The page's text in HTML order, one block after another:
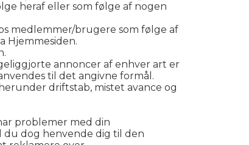
heraf eller som følge af nogen
medlemmer/brugere som følge af
Hjemmesiden.
annoncer af enhver art er
til det angivne formål.
driftstab, mistet avance og
problemer med din
du dog henvende dig til den